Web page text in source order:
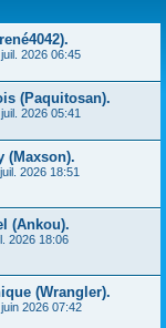
2026 06:45
(Paquitosan).
2026 05:41
(Maxson).
2026 18:51
(Ankou).
2026 18:06
(Wrangler).
2026 07:42